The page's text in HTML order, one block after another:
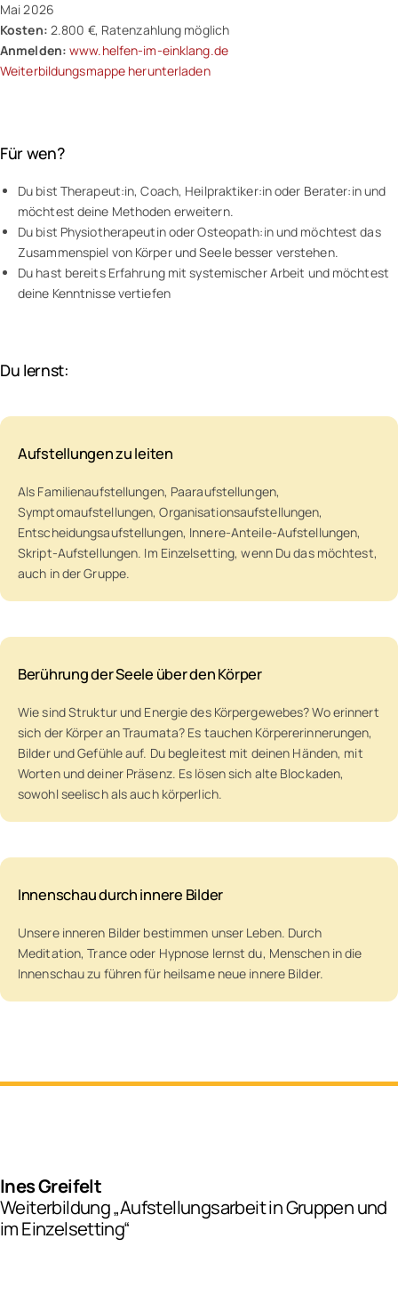
Mai 2026
Kosten: 2.800 €, Ratenzahlung möglich
Anmelden: www.helfen-im-einklang.de
Weiterbildungsmappe herunterladen
Für wen?
Du bist Therapeut:in, Coach, Heilpraktiker:in oder Berater:in und
möchtest deine Methoden erweitern.
Du bist Physiotherapeutin oder Osteopath:in und möchtest das
Zusammenspiel von Körper und Seele besser verstehen.
Du hast bereits Erfahrung mit systemischer Arbeit und möchtest
deine Kenntnisse vertiefen
Du lernst:
Aufstellungen zu leiten
Als Familienaufstellungen, Paaraufstellungen,
Symptomaufstellungen, Organisationsaufstellungen,
Entscheidungsaufstellungen, Innere-Anteile-Aufstellungen,
Skript-Aufstellungen. Im Einzelsetting, wenn Du das möchtest,
auch in der Gruppe.
Berührung der Seele über den Körper
Wie sind Struktur und Energie des Körpergewebes? Wo erinnert
sich der Körper an Traumata? Es tauchen Körpererinnerungen,
Bilder und Gefühle auf. Du begleitest mit deinen Händen, mit
Worten und deiner Präsenz. Es lösen sich alte Blockaden,
sowohl seelisch als auch körperlich.
Innenschau durch innere Bilder
Unsere inneren Bilder bestimmen unser Leben. Durch
Meditation, Trance oder Hypnose lernst du, Menschen in die
Innenschau zu führen für heilsame neue innere Bilder.
Ines Greifelt
Weiterbildung „Aufstellungsarbeit in Gruppen und
im Einzelsetting“